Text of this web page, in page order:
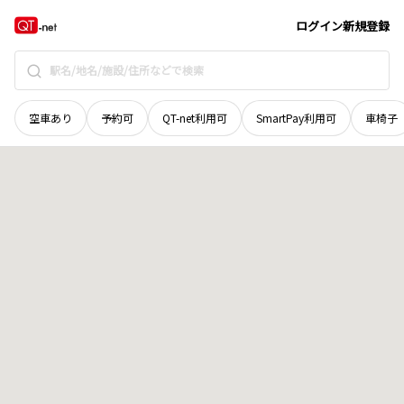
ログイン新規登録
空車あり 予約可 QT-net利用可 SmartPay利用可 車椅子
奈良県